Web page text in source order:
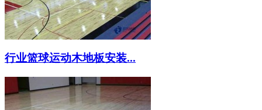
行业篮球运动木地板安装...